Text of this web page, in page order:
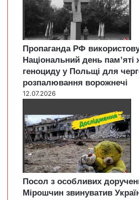
Пропаганда РФ
Національний день пам’яті
геноциду у Польщі для
розпалювання ворожнечі
12.07.2026
Посол з особливих
Мірошчин звинуватив